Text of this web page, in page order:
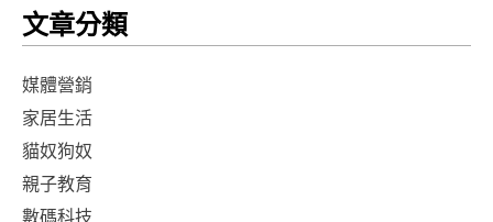
文章分類
媒體營銷
家居生活
貓奴狗奴
親子教育
數碼科技